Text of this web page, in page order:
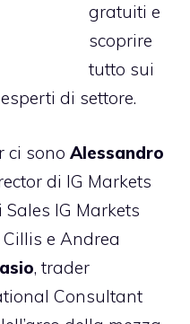
gratuiti e
scoprire
tutto sui
di settore.
ci sono Alessandro
di IG Markets
IG Markets
e Andrea
, trader
Consultant